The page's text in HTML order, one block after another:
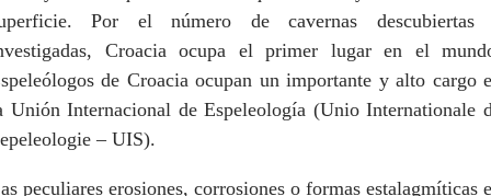
Por el número de cavernas descubiertas
Croacia ocupa el primer lugar en el
de Croacia ocupan un importante y alto cargo
Unión Internacional de Espeleología (Unio Internationale
– UIS).
peculiares erosiones, corrosiones o formas estalagmíticas